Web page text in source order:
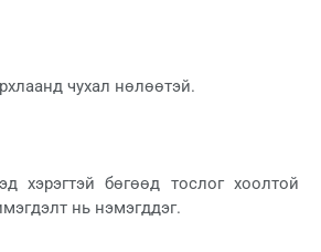
чухал нөлөөтэй.
хэрэгтэй бөгөөд тослог хоолтой
нь нэмэгддэг.